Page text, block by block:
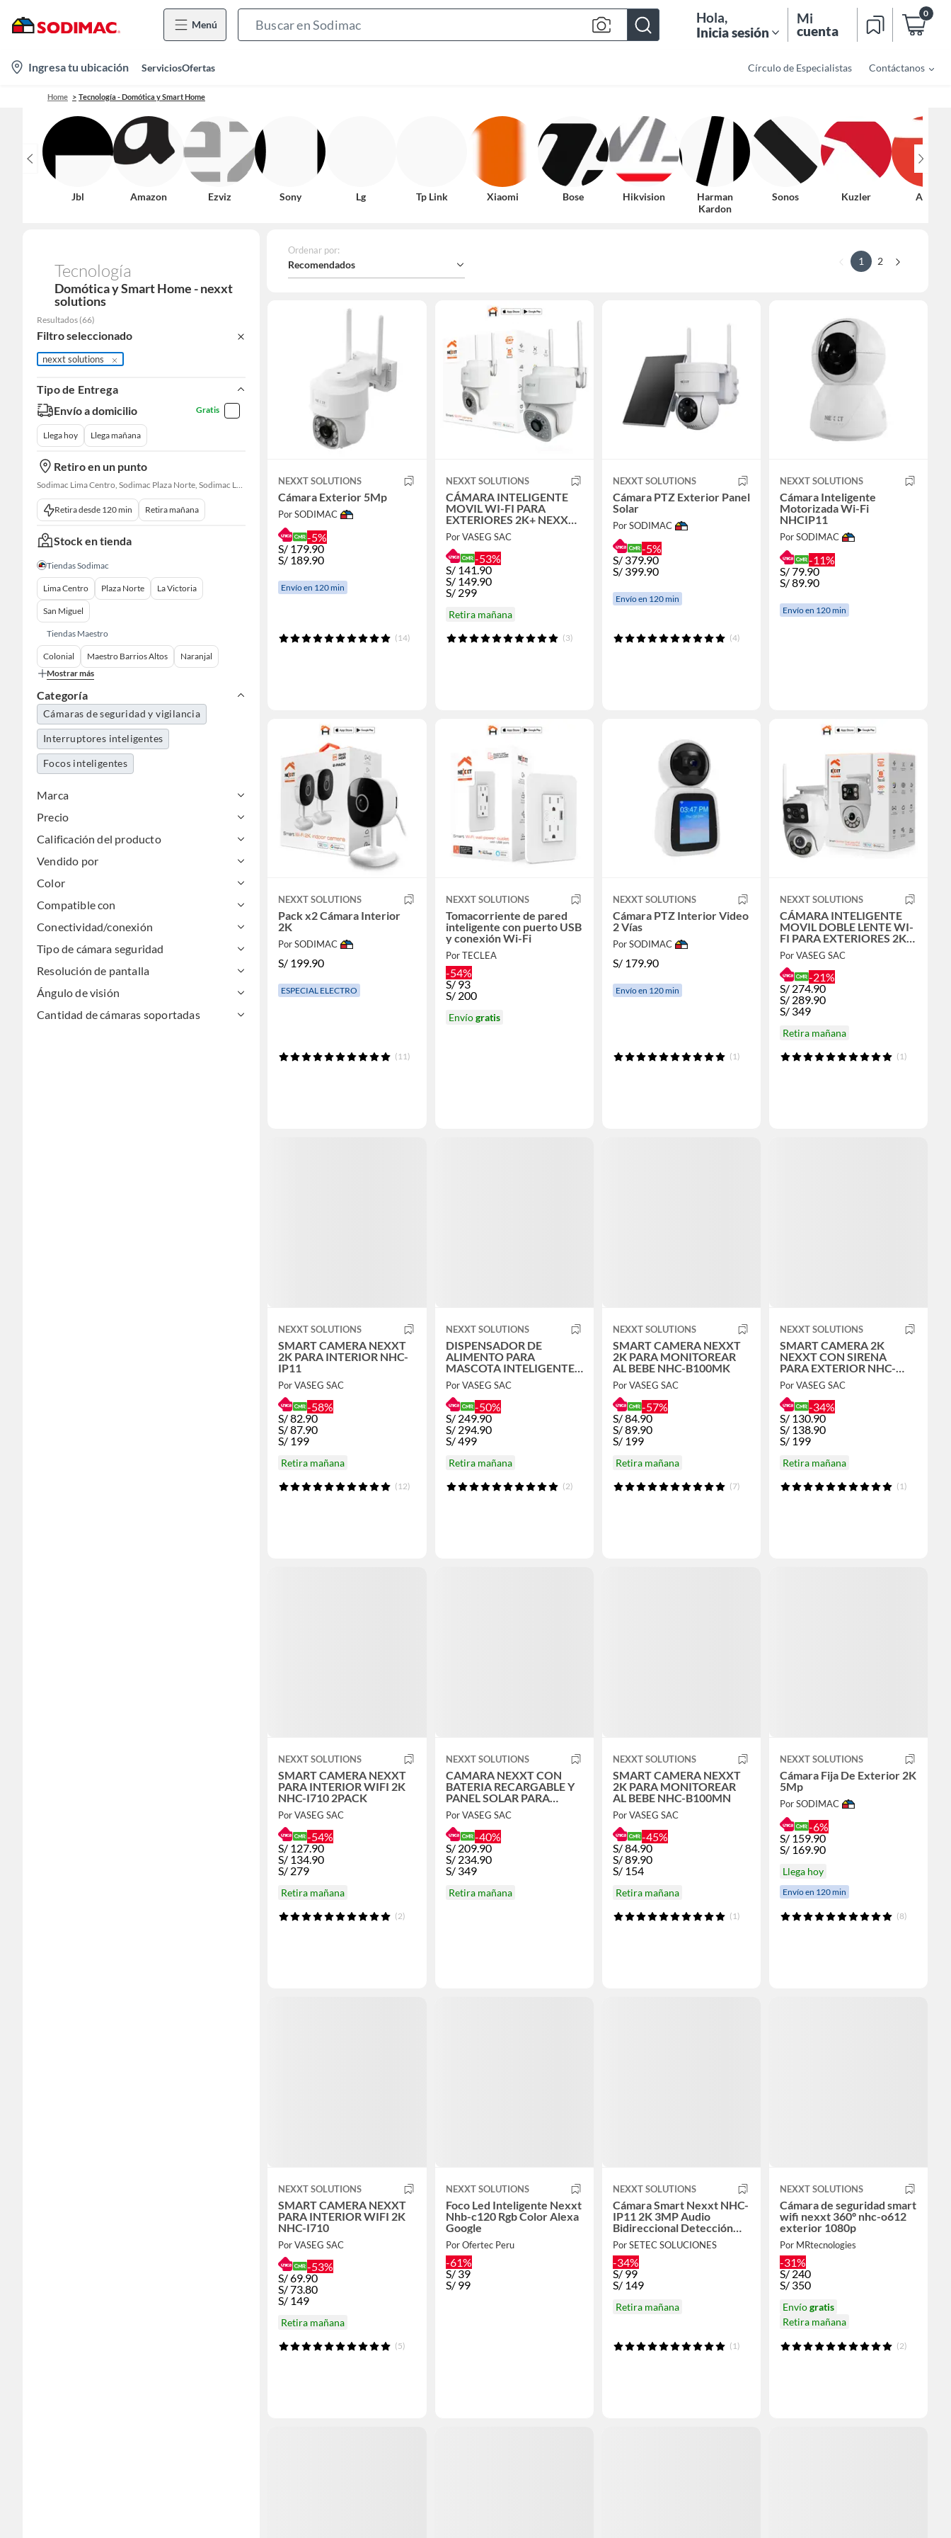
Menú
Bar
Hola,
Inicia sesión
Mi
cuenta
0
location-
icon
Ingresa tu ubicación ServiciosOfertas Círculo de Especialistas Contáctanos
Home Tecnología - Domótica y Smart Home
Jbl Amazon Ezviz Sony Lg Tp Link Xiaomi Bose Hikvision
Harman
Kardon
Sonos Kuzler Aiwa
Tecnología
Domótica y Smart Home - nexxt
solutions
Resultados (66)
Filtro seleccionado
nexxt solutions
Tipo de Entrega
Envío a domicilio
Gratis
Llega hoy Llega mañana
Retiro en un punto
Sodimac Lima Centro, Sodimac Plaza Norte, Sodimac La Victoria, Sodimac San Miguel, Sodimac S. J. Lurigancho, Sodimac Chacarilla, Sodimac Av. La Molina, Sodimac Colonial, Maestro Barrios Altos, Sodimac Naranjal
Retira desde 120 min Retira mañana
Stock en tienda
Tiendas Sodimac
Lima Centro Plaza Norte La Victoria
San Miguel
Tiendas Maestro
Colonial Maestro Barrios Altos
Naranjal
Mostrar más
Categoría
Cámaras de seguridad y vigilancia
Interruptores inteligentes
Focos inteligentes
Marca
Precio
Calificación del producto
Vendido por
Color
Compatible con
Conectividad/conexión
Tipo de cámara seguridad
Resolución de pantalla
Ángulo de visión
Cantidad de cámaras soportadas
Ordenar por:
Recomendados 1 2
NEXXT SOLUTIONS
Cámara Exterior 5Mp
Por SODIMAC
-5%
S/ 179.90
S/ 189.90
Envío en 120 min
(14)
NEXXT SOLUTIONS
CÁMARA INTELIGENTE
MOVIL WI-FI PARA
EXTERIORES 2K+ NEXXT
NHC-OP10
Por VASEG SAC
-53%
S/ 141.90
S/ 149.90
S/ 299
Retira mañana
(3)
NEXXT SOLUTIONS
Cámara PTZ Exterior Panel
Solar
Por SODIMAC
-5%
S/ 379.90
S/ 399.90
Envío en 120 min
(4)
NEXXT SOLUTIONS
Cámara Inteligente
Motorizada Wi-Fi
NHCIP11
Por SODIMAC
-11%
S/79.90
S/89.90
Envío en 120 min
NEXXT SOLUTIONS
Pack x2 Cámara Interior
2K
Por SODIMAC
S/ 199.90
ESPECIAL ELECTRO
(11)
NEXXT SOLUTIONS
Tomacorriente de pared
inteligente con puerto USB
y conexión Wi-Fi
Por TECLEA
-54%
S/ 93
S/ 200
Envíogratis
NEXXT SOLUTIONS
Cámara PTZ Interior Video
2 Vías
Por SODIMAC
S/ 179.90
Envío en 120 min
(1)
NEXXT SOLUTIONS
CÁMARA INTELIGENTE
MOVIL DOBLE LENTE WI-
FI PARA EXTERIORES 2K
NEXXT NHC-OP30DL
Por VASEG SAC
-21%
S/ 274.90
S/ 289.90
S/ 349
Retira mañana
(1)
NEXXT SOLUTIONS
SMART CAMERA NEXXT
2K PARA INTERIOR NHC-
IP11
Por VASEG SAC
-58%
S/82.90
S/87.90
S/ 199
Retira mañana
(12)
NEXXT SOLUTIONS
DISPENSADOR DE
ALIMENTO PARA
MASCOTA INTELIGENTE
CON CAMARA Nexxt
NHA-P610
Por VASEG SAC
-50%
S/ 249.90
S/ 294.90
S/499
Retira mañana
(2)
NEXXT SOLUTIONS
SMART CAMERA NEXXT
2K PARA MONITOREAR
AL BEBE NHC-B100MK
Por VASEG SAC
-57%
S/84.90
S/89.90
S/ 199
Retira mañana
(7)
NEXXT SOLUTIONS
SMART CAMERA 2K
NEXXT CON SIRENA
PARA EXTERIOR NHC-
OF10
Por VASEG SAC
-34%
S/ 130.90
S/ 138.90
S/ 199
Retira mañana
(1)
NEXXT SOLUTIONS
SMART CAMERA NEXXT
PARA INTERIOR WIFI 2K
NHC-I710 2PACK
Por VASEG SAC
-54%
S/ 127.90
S/ 134.90
S/ 279
Retira mañana
(2)
NEXXT SOLUTIONS
CAMARA NEXXT CON
BATERIA RECARGABLE Y
PANEL SOLAR PARA
EXTERIOR NHC-OF20S
Por VASEG SAC
-40%
S/ 209.90
S/ 234.90
S/ 349
Retira mañana
NEXXT SOLUTIONS
SMART CAMERA NEXXT
2K PARA MONITOREAR
AL BEBE NHC-B100MN
Por VASEG SAC
-45%
S/84.90
S/89.90
S/ 154
Retira mañana
(1)
NEXXT SOLUTIONS
Cámara Fija De Exterior 2K
5Mp
Por SODIMAC
-6%
S/ 159.90
S/ 169.90
Llega hoy
Envío en 120 min
(8)
NEXXT SOLUTIONS
SMART CAMERA NEXXT
PARA INTERIOR WIFI 2K
NHC-I710
Por VASEG SAC
-53%
S/69.90
S/73.80
S/ 149
Retira mañana
(5)
NEXXT SOLUTIONS
Foco Led Inteligente Nexxt
Nhb-c120 Rgb Color Alexa
Google
Por Ofertec Peru
-61%
S/39
S/ 99
NEXXT SOLUTIONS
Cámara Smart Nexxt NHC-
IP11 2K 3MP Audio
Bidireccional Detección
Sonido Movimiento
Por SETEC SOLUCIONES
-34%
S/99
S/ 149
Retira mañana
(1)
NEXXT SOLUTIONS
Cámara de seguridad smart
wifi nexxt 360º nhc-o612
exterior 1080p
Por MRtecnologies
-31%
S/240
S/ 350
Envíogratis
Retira mañana
(2)